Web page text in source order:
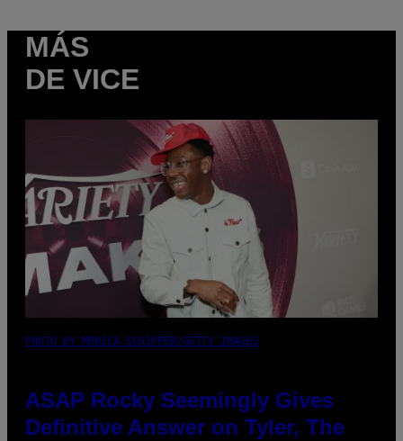
MÁS
DE VICE
PHOTO BY MONICA SCHIPPER/GETTY IMAGES
ASAP Rocky Seemingly Gives
Definitive Answer on Tyler, The